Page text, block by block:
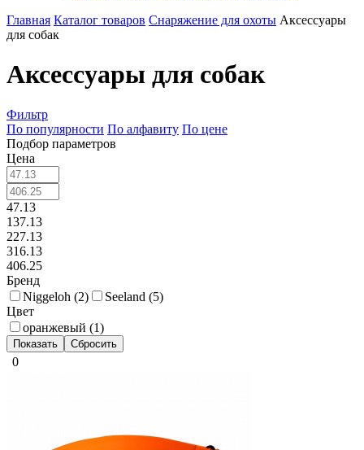
Главная Каталог товаров Снаряжение для охоты Аксессуары
для собак
Аксессуары для собак
Фильтр
По популярности По алфавиту По цене
Подбор параметров
Цена
47.13
137.13
227.13
316.13
406.25
Бренд
Niggeloh (2) Seeland (5)
Цвет
оранжевый (1)
0